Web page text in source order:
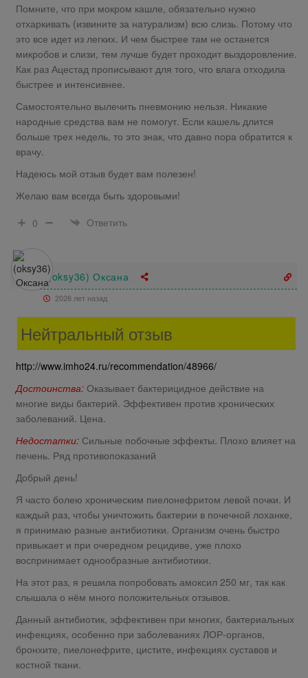
Помните, что при мокром кашле, обязательно нужно
отхаркивать (извините за натурализм) всю слизь. Потому что
это все идет из легких. И чем быстрее там не останется
микробов и слизи, тем лучше будет проходит выздоровление.
Как раз Ацестад прописывают для того, что влага отходила
быстрее и интенсивнее.
Самостоятельно вылечить пневмонию нельзя. Никакие
народные средства вам не помогут. Если кашель длится
больше трех недель, то это знак, что давно пора обратится к
врачу.
Надеюсь мой отзыв будет вам полезен!
Желаю вам всегда быть здоровыми!
0
Ответить
(oksy36) Оксана
2026 лет назад
Нейтральный отзыв
http://www.imho24.ru/recommendation/48966/
Достоинства: Оказывает бактерицидное действие на
многие виды бактерий. Эффективен против хронических
заболеваний. Цена.
Недостатки: Сильные побочные эффекты. Плохо влияет на
печень. Ряд противопоказаний
Добрый день!
Я часто болею хроническим пиелонефритом левой почки. И
каждый раз, чтобы уничтожить бактерии в почечной лоханке,
я принимаю разные антибиотики. Организм очень быстро
привыкает и при очередном рецидиве, уже плохо
воспринимает однообразные антибиотики.
На этот раз, я решила попробовать амоксил 250 мг, так как
слышала о нём много положительных отзывов.
Данный антибиотик, эффективен при многих, бактериальных
инфекциях, особенно при заболеваниях ЛОР-органов,
бронхите, пиелонефрите, цистите, инфекциях суставов и
костной ткани.